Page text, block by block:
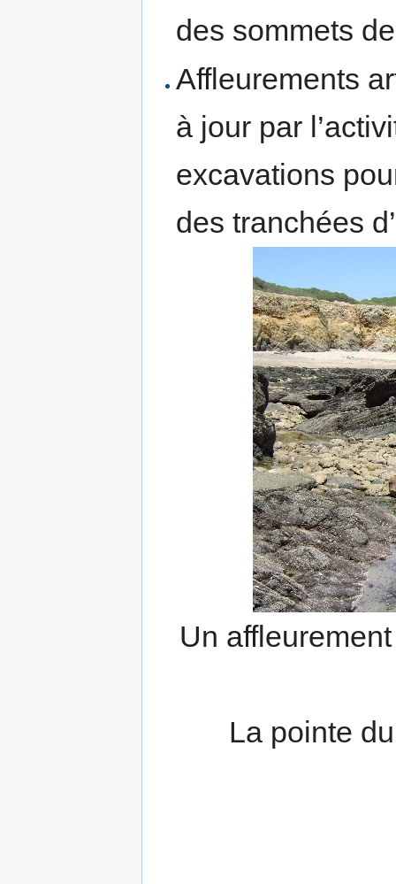
des sommets
Affleurements
à jour par
excavations
des tranchées
Un
La pointe